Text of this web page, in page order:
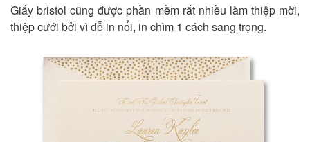
Giấy bristol cũng được phần mềm rất nhiều làm thiệp mời,
thiệp cưới bởi vì dễ in nổi, in chìm 1 cách sang trọng.